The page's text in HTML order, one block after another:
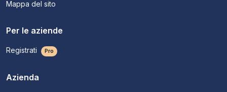
Mappa del sito
Per le aziende
Registrati Pro
Azienda